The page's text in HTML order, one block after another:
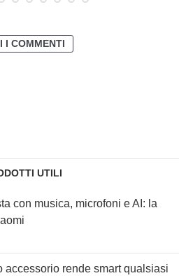
I COMMENTI
UTILI
con musica, microfoni e AI: la
accessorio rende smart qualsiasi